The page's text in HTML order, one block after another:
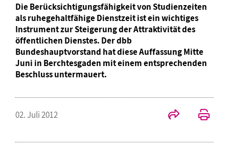
Die Berücksichtigungsfähigkeit von Studienzeiten
als ruhegehaltfähige Dienstzeit ist ein wichtiges
Instrument zur Steigerung der Attraktivität des
öffentlichen Dienstes. Der dbb
Bundeshauptvorstand hat diese Auffassung Mitte
Juni in Berchtesgaden mit einem entsprechenden
Beschluss untermauert.
02. Juli 2012